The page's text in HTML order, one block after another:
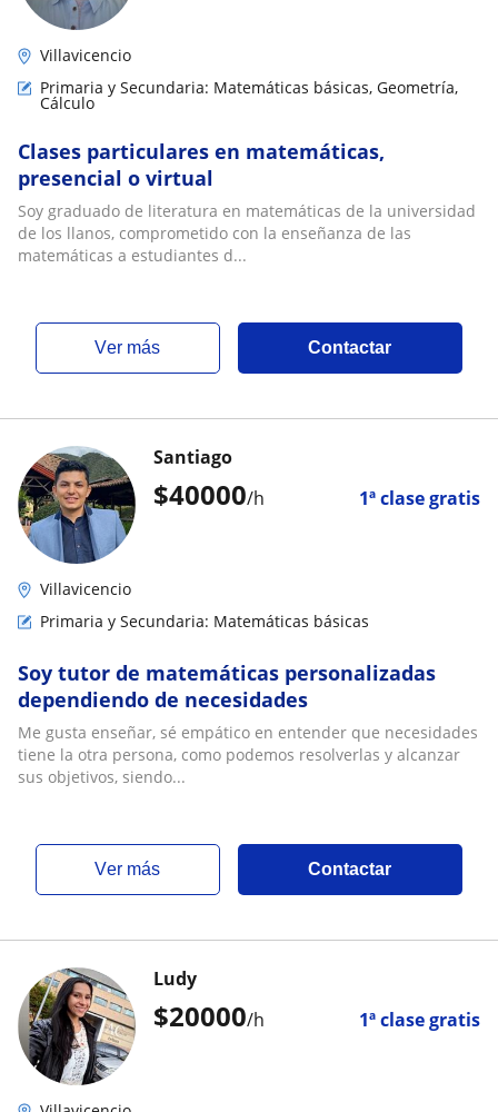
Villavicencio
Primaria y Secundaria: Matemáticas básicas, Geometría,
Cálculo
Clases particulares en matemáticas,
presencial o virtual
Soy graduado de literatura en matemáticas de la universidad
de los llanos, comprometido con la enseñanza de las
matemáticas a estudiantes d...
ver más Contactar
$40000/h 1ª clase gratis
Santiago
Villavicencio
Primaria y Secundaria: Matemáticas básicas
Soy tutor de matemáticas personalizadas
dependiendo de necesidades
Me gusta enseñar, sé empático en entender que necesidades
tiene la otra persona, como podemos resolverlas y alcanzar
sus objetivos, siendo...
ver más Contactar
$20000/h 1ª clase gratis
Ludy